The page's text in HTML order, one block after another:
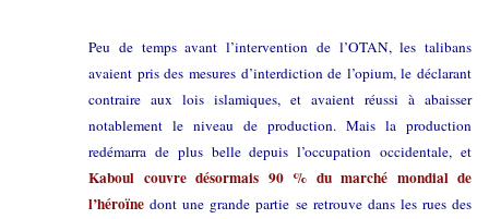
Peu de temps avant l’intervention de l’OTAN, les talibans
avaient pris des mesures d’interdiction de l’opium, le déclarant
contraire aux lois islamiques, et avaient réussi à abaisser
notablement le niveau de production. Mais la production
redémarra de plus belle depuis l’occupation occidentale, et
Kaboul couvre désormais 90 % du marché mondial de
l’héroïne dont une grande partie se retrouve dans les rues des